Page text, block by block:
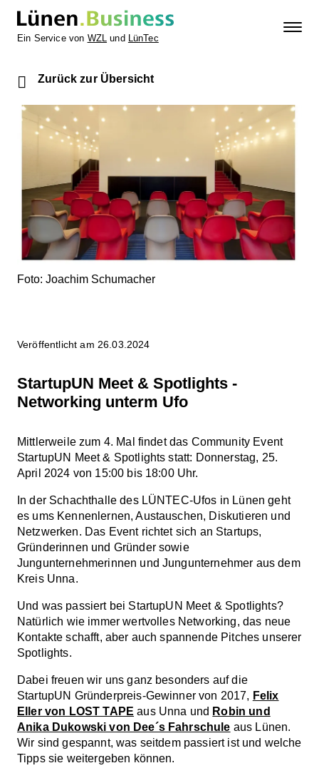
Ein Service von WZL und LünTec
Zurück zur Übersicht
Foto: Joachim Schumacher
Veröffentlicht am 26.03.2024
StartupUN Meet & Spotlights -
Networking unterm Ufo
Mittlerweile zum 4. Mal findet das Community Event
StartupUN Meet & Spotlights statt: Donnerstag, 25.
April 2024 von 15:00 bis 18:00 Uhr.
In der Schachthalle des LÜNTEC-Ufos in Lünen geht
es ums Kennenlernen, Austauschen, Diskutieren und
Netzwerken. Das Event richtet sich an Startups,
Gründerinnen und Gründer sowie
Jungunternehmerinnen und Jungunternehmer aus dem
Kreis Unna.
Und was passiert bei StartupUN Meet & Spotlights?
Natürlich wie immer wertvolles Networking, das neue
Kontakte schafft, aber auch spannende Pitches unserer
Spotlights.
Dabei freuen wir uns ganz besonders auf die
StartupUN Gründerpreis-Gewinner von 2017, Felix
Eller von LOST TAPE aus Unna und Robin und
Anika Dukowski von Dee´s Fahrschule aus Lünen.
Wir sind gespannt, was seitdem passiert ist und welche
Tipps sie weitergeben können.